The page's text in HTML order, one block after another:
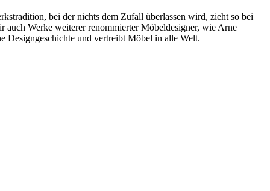
bei der nichts dem Zufall überlassen wird, zieht so bei
auch Werke weiterer renommierter Möbeldesigner, wie Arne
Designgeschichte und vertreibt Möbel in alle Welt.